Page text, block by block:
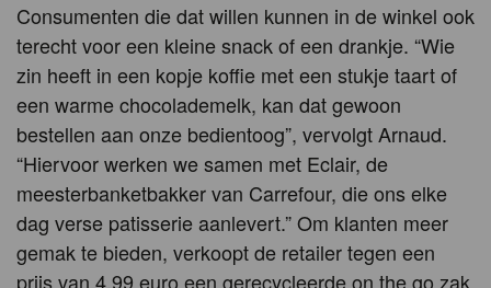
Consumenten die dat willen kunnen in de winkel ook
terecht voor een kleine snack of een drankje. “Wie
zin heeft in een kopje koffie met een stukje taart of
een warme chocolademelk, kan dat gewoon
bestellen aan onze bedientoog”, vervolgt Arnaud.
“Hiervoor werken we samen met Eclair, de
meesterbanketbakker van Carrefour, die ons elke
dag verse patisserie aanlevert.” Om klanten meer
gemak te bieden, verkoopt de retailer tegen een
prijs van 4,99 euro een gerecycleerde on the go zak